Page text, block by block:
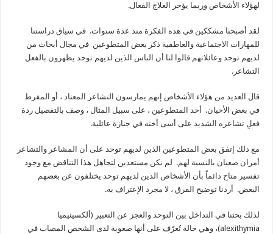
لهؤلاء الأشخاص وربما يؤخر العلاج الفعال.
لقد أصبحنا مشككين في هذه الفكرة منذ عدة سنوات. في سياق دراستنا
للمهارات الاجتماعية والعاطفية ذكر بعض المتطوعين في مجال أبحاث من
لديهم توحد وعائلاتهم قالوا لنا أن الناس الذين لديهم توحد يظهرون بالفعل
التشاعر.
قال العديد من هؤلاء الأشخاص إنهم يمارسون التشاعر المعتاد ، أو المفرط
في بعض الأحيان. أحد المتطوعين ، على سبيل المثال ، وصف بالتفصيل ردة
فعلِ تشاعره الشديد على أسى أخته في جنازة عائلية.
مع ذلك إتفق بعض المتطوعين الذين لديهم توحد على أن المشاعر والتشاعر
أمران صعبان بالنسبة لهم. لم نكن مستعدين لتجاهل هذا التناقض مع وجود
تفسير متاح دائماً بأن الأشخاص الذين لديهم توحد يختلفون عن بعضهم
البعض. أردنا توضيح الفرق ، لا مجرد الإعتراف به.
لذلك بحثنا في التداخل بين التوحد والعجز عن التعبير (ألكسيثيميا
alexithymia)، وهي حالة تُعرّف على أنها صعوبة لدى الشخص المصاب في